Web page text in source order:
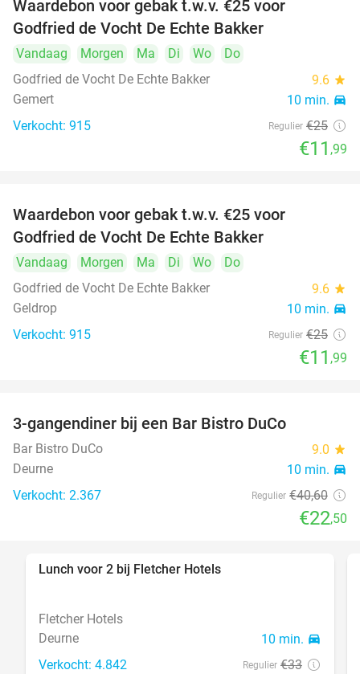
Waardebon voor gebak t.w.v. €25 voor
Godfried de Vocht De Echte Bakker
Vandaag Morgen Ma Di Wo
Do
Godfried de Vocht De Echte Bakker
9.6 star
Gemert 10 min. directions_car
Verkocht: 915 Regulier €25
€11 ,99
Waardebon voor gebak t.w.v. €25 voor
Godfried de Vocht De Echte Bakker
Vandaag Morgen Ma Di Wo
Do
Godfried de Vocht De Echte Bakker
9.6 star
Geldrop 10 min. directions_car
Verkocht: 915 Regulier €25
€11 ,99
3-gangendiner bij een Bar Bistro DuCo
Bar Bistro DuCo 9.0 star
Deurne 10 min. directions_car
Verkocht: 2.367 Regulier €40,60
€22,50
Lunch voor 2 bij Fletcher Hotels
Fletcher Hotels
Deurne
10 min. directions_car
Verkocht: 4.842 Regulier €33